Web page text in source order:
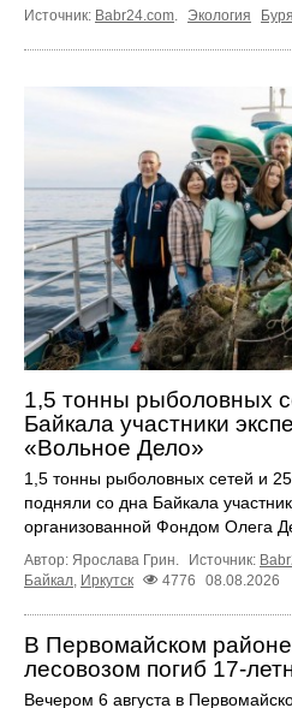
Источник: Babr24.com Экология
1,5 тонны рыболовных
Байкала участники
«Вольное Дело»
1,5 тонны рыболовных сетей и
подняли со дна Байкала
организованной Фондом Олега
Автор: Ярослава Грин. Источник:
Байкал, Иркутск 4776 08.08.2026
В Первомайском
лесовозом погиб 17-
Вечером 6 августа в